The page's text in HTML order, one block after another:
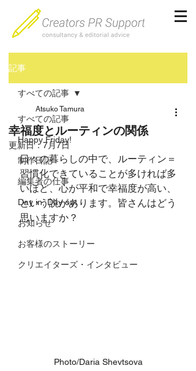
記事
すべての記事
Happy Friday!
制作日記
編集者の仕事
Day in, Day out
お知らせ
お客様のストーリー
クリエイターズ・インタビュー
すべての記事
幸福度とルーティンの関係
Atsuko Tamura
更新日：7月7日
日々の暮らしの中で、ルーティン＝
習慣化できていることが多ければ多
いほど、心が平和で幸福度が高い、
という説があります。皆さんはどう
思いますか？
Photo/Daria Shevtsova